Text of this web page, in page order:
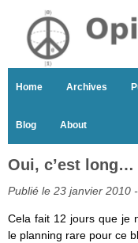
Home Archives
Blog About
Oui, c’est long…
Publié le 23 janvier 2010 -
Cela fait 12 jours que je
le planning rare pour ce